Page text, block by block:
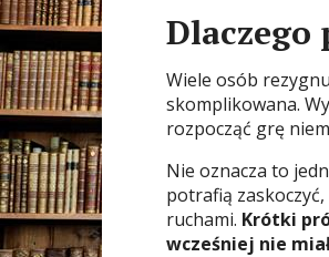
Dlaczego
Wiele osób
skomplikowana.
rozpocząć grę
Nie oznacza to
potrafią zaskoczyć,
ruchami. Krótki
wcześniej nie